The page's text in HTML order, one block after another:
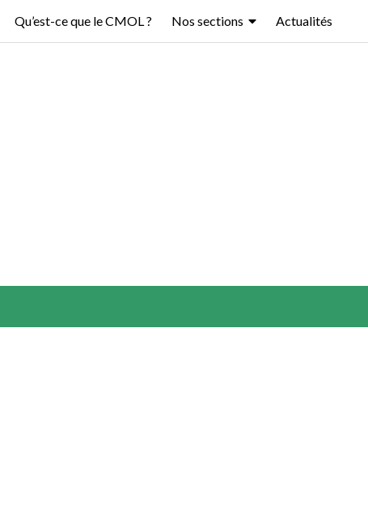
Qu’est-ce que le CMOL ? Nos sections Actualités